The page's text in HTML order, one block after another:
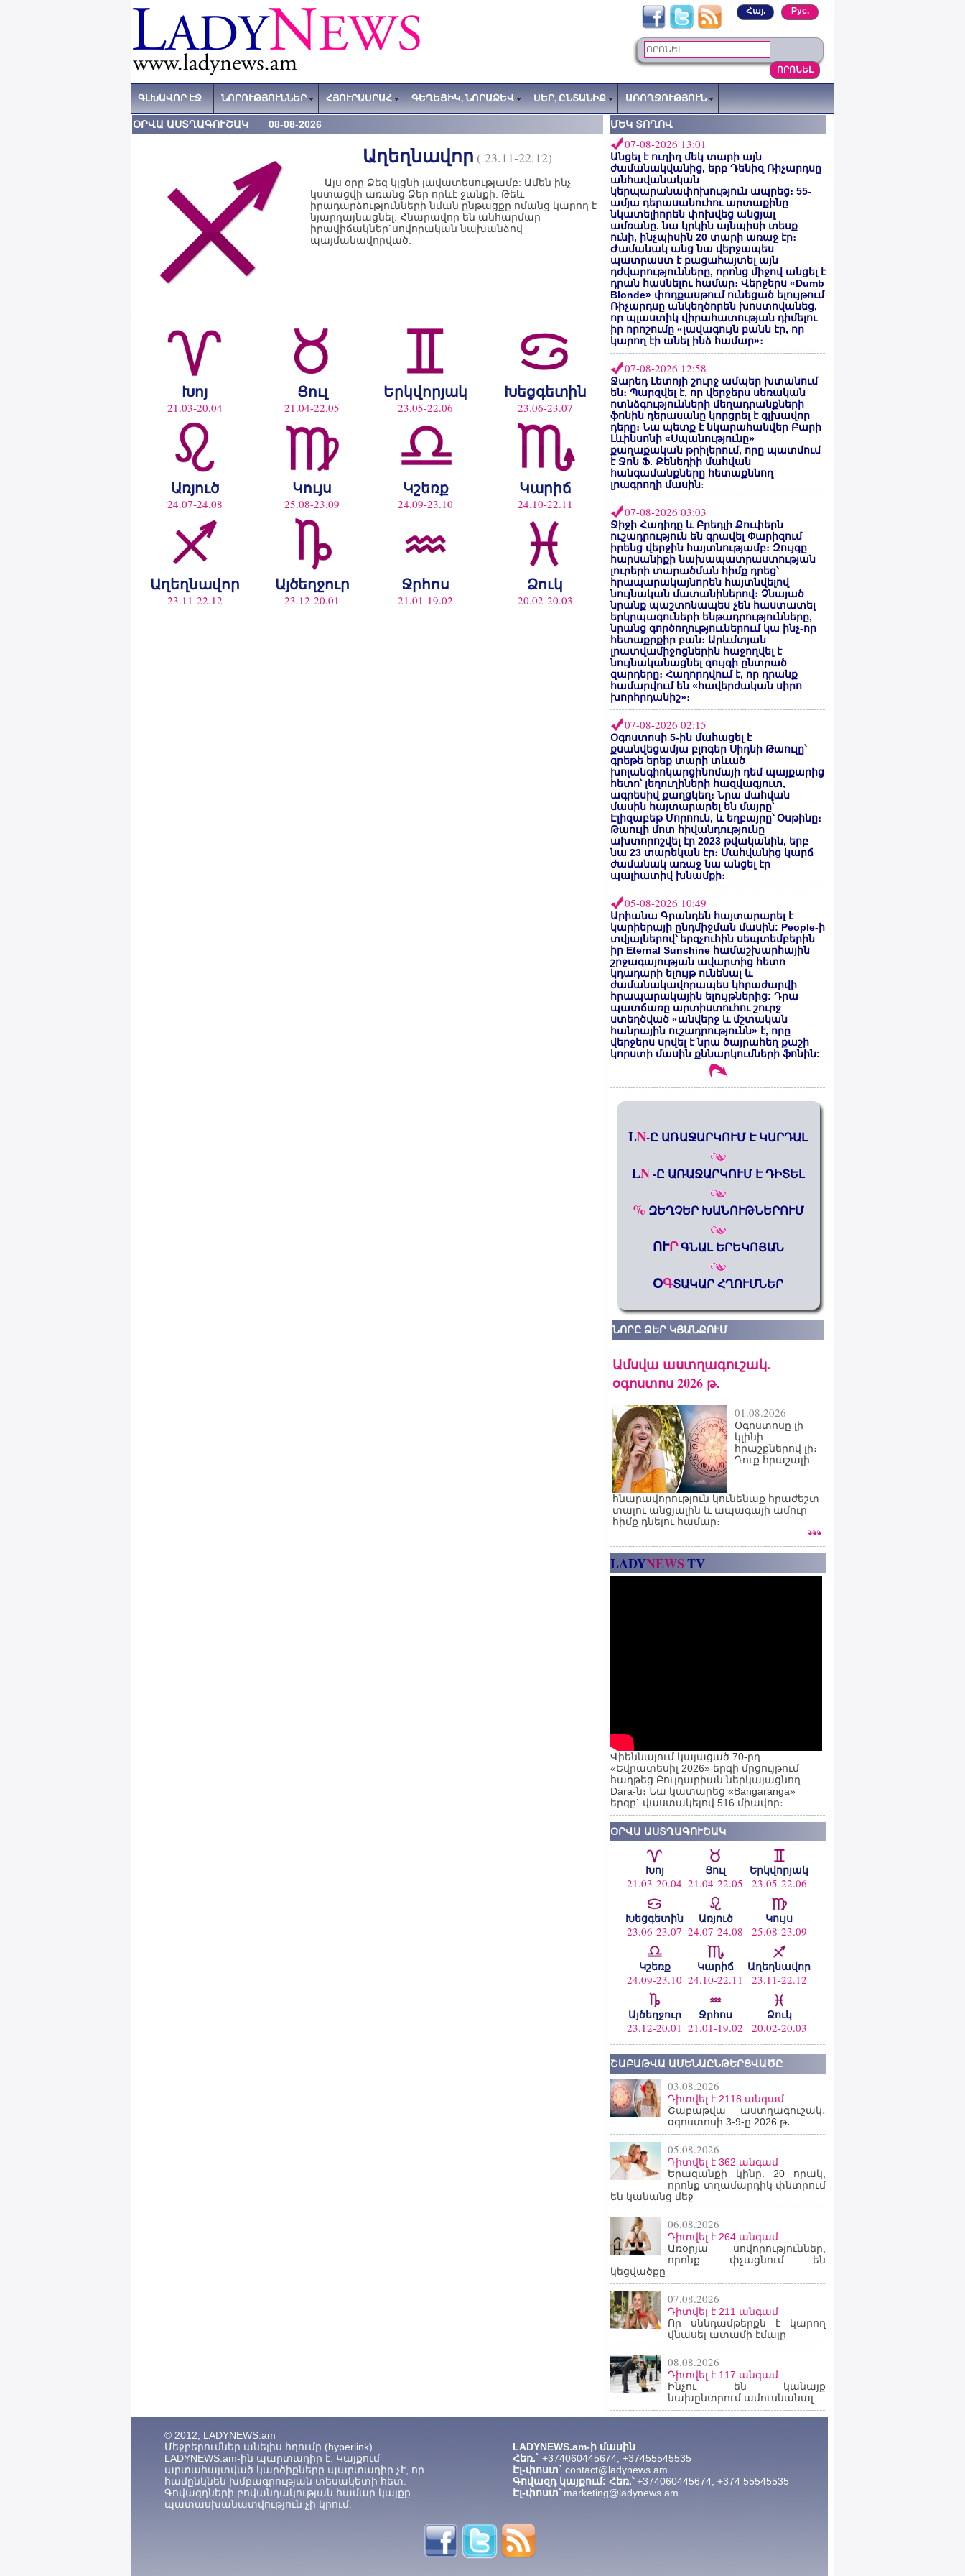
Рус.
Հայ.
ԳԼԽԱՎՈՐ ԷՋ ՆՈՐՈՒԹՅՈՒՆՆԵՐ ՀՅՈՒՐԱՍՐԱՀ ԳԵՂԵՑԻԿ, ՆՈՐԱՁԵՎ ՍԵՐ, ԸՆՏԱՆԻՔ ԱՌՈՂՋՈՒԹՅՈՒՆ
ՕՐՎԱ ԱՍՏՂԱԳՈՒՇԱԿ 08-08-2026
Աղեղնավոր ( 23.11-22.12)
Այս օրը Ձեզ կլցնի լավատեսությամբ: Ամեն ինչ
կստացվի առանց Ձեր որևէ ջանքի: Թեև
իրադարձությունների նման ընթացքը ոմանց կարող է
նյարդայնացնել: Հնարավոր են անհարմար
իրավիճակներ`սովորական նախանձով
պայմանավորված:
Խոյ
21.03-20.04
Ցուլ
21.04-22.05
Երկվորյակ
23.05-22.06
Խեցգետին
23.06-23.07
Առյուծ
24.07-24.08
Կույս
25.08-23.09
Կշեռք
24.09-23.10
Կարիճ
24.10-22.11
Աղեղնավոր
23.11-22.12
Այծեղջուր
23.12-20.01
Ջրհոս
21.01-19.02
Ձուկ
20.02-20.03
ՄԵԿ ՏՈՂՈՎ
07-08-2026 13:01
Անցել է ուղիղ մեկ տարի այն
ժամանակվանից, երբ Դենիզ Ռիչարդսը
անհավանական
կերպարանափոխություն ապրեց։ 55-
ամյա դերասանուհու արտաքինը
նկատելիորեն փոխվեց անցյալ
ամռանը. նա կրկին այնպիսի տեսք
ունի, ինչպիսին 20 տարի առաջ էր։
Ժամանակ անց նա վերջապես
պատրաստ է բացահայտել այն
դժվարությունները, որոնց միջով անցել է
դրան հասնելու համար։ Վերջերս «Dumb
Blonde» փոդքասթում ունեցած ելույթում
Ռիչարդսը անկեղծորեն խոստովանեց,
որ պլաստիկ վիրահատության դիմելու
իր որոշումը «լավագույն բանն էր, որ
կարող էի անել ինձ համար»։
07-08-2026 12:58
Ջարեդ Լետոյի շուրջ ամպեր խտանում
են։ Պարզվել է, որ վերջերս սեռական
ոտնձգությունների մեղադրանքների
ֆոնին դերասանը կորցրել է գլխավոր
դերը։ Նա պետք է նկարահանվեր Բարի
Լևինսոնի «Սպանությունը»
քաղաքական թրիլերում, որը պատմում
է Ջոն Ֆ. Քենեդիի մահվան
հանգամանքները հետաքննող
լրագրողի մասին։
07-08-2026 03:03
Ջիջի Հադիդը և Բրեդլի Քուփերն
ուշադրություն են գրավել Փարիզում
իրենց վերջին հայտնությամբ։ Զույգը
հարսանիքի նախապատրաստության
լուրերի տարածման հիմք դրեց՝
հրապարակայնորեն հայտնվելով
նույնական մատանիներով։ Չնայած
նրանք պաշտոնապես չեն հաստատել
երկրպագուների ենթադրությունները,
նրանց գործողություւներում կա ինչ-որ
հետաքրքիր բան։ Արևմտյան
լրատվամիջոցներին հաջողվել է
նույնականացնել զույգի ընտրած
զարդերը։ Հաղորդվում է, որ դրանք
համարվում են «հավերժական սիրո
խորհրդանիշ»։
07-08-2026 02:15
Օգոստոսի 5-ին մահացել է
քսանվեցամյա բլոգեր Սիդնի Թաուլը՝
գրեթե երեք տարի տևած
խոլանգիոկարցինոմայի դեմ պայքարից
հետո՝ լեղուղիների հազվագյուտ,
ագրեսիվ քաղցկեղ։ Նրա մահվան
մասին հայտարարել են մայրը՝
Էլիզաբեթ Մորոուն, և եղբայրը՝ Օսթինը։
Թաուլի մոտ հիվանդությունը
ախտորոշվել էր 2023 թվականին, երբ
նա 23 տարեկան էր։ Մահվանից կարճ
ժամանակ առաջ նա անցել էր
պալիատիվ խնամքի։
05-08-2026 10:49
Արիանա Գրանդեն հայտարարել է
կարիերայի ընդմիջման մասին: People-ի
տվյալներով՝ երգչուհին սեպտեմբերին
իր Eternal Sunshine համաշխարհային
շրջագայության ավարտից հետո
կդադարի ելույթ ունենալ և
ժամանակավորապես կհրաժարվի
հրապարակային ելույթներից: Դրա
պատճառը արտիստուհու շուրջ
ստեղծված «անվերջ և մշտական
հանրային ուշադրությունն» է, որը
վերջերս սրվել է նրա ծայրահեղ քաշի
կորստի մասին քննարկումների ֆոնին:
LN-Ը ԱՌԱՋԱՐԿՈՒՄ Է ԿԱՐԴԱԼ
LN-Ը ԱՌԱՋԱՐԿՈՒՄ Է ԴԻՏԵԼ
% ԶԵՂՉԵՐ ԽԱՆՈՒԹՆԵՐՈՒՄ
ՈՒՐԳՆԱԼ ԵՐԵԿՈՅԱՆ
ՕԳՏԱԿԱՐ ՀՂՈՒՄՆԵՐ
ՆՈՐԸ ՁԵՐ ԿՅԱՆՔՈՒՄ
Ամսվա աստղագուշակ․
օգոստոս 2026 թ․
01.08.2026
Օգոստոսը լի
կլինի
հրաշքներով լի։
Դուք հրաշալի
հնարավորություն կունենաք հրաժեշտ
տալու անցյալին և ապագայի ամուր
հիմք դնելու համար։
LADYNEWSTV
Վիեննայում կայացած 70-րդ
«Եվրատեսիլ 2026» երգի մրցույթում
հաղթեց Բուլղարիան ներկայացնող
Dara-ն։ Նա կատարեց «Bangaranga»
երգը` վաստակելով 516 միավոր։
ՕՐՎԱ ԱՍՏՂԱԳՈՒՇԱԿ
Խոյ
21.03-20.04
Ցուլ
21.04-22.05
Երկվորյակ
23.05-22.06
Խեցգետին
23.06-23.07
Առյուծ
24.07-24.08
Կույս
25.08-23.09
Կշեռք
24.09-23.10
Կարիճ
24.10-22.11
Աղեղնավոր
23.11-22.12
Այծեղջուր
23.12-20.01
Ջրհոս
21.01-19.02
Ձուկ
20.02-20.03
ՇԱԲԱԹՎԱ ԱՄԵՆԱԸՆԹԵՐՑՎԱԾԸ
03.08.2026
Դիտվել է 2118 անգամ
Շաբաթվա աստղագուշակ․
օգոստոսի 3-9-ը 2026 թ․
05.08.2026
Դիտվել է 362 անգամ
Երազանքի կինը. 20 որակ,
որոնք տղամարդիկ փնտրում
են կանանց մեջ
06.08.2026
Դիտվել է 264 անգամ
Առօրյա սովորություններ,
որոնք փչացնում են
կեցվածքը
07.08.2026
Դիտվել է 211 անգամ
Որ սննդամթերքն է կարող
վնասել ատամի էմալը
08.08.2026
Դիտվել է 117 անգամ
Ինչու են կանայք
նախընտրում ամուսնանալ
© 2012, LADYNEWS.am
Մեջբերումներ անելիս հղումը (hyperlink)
LADYNEWS.am-ին պարտադիր է: Կայքում
արտահայտված կարծիքները պարտադիր չէ, որ
համընկնեն խմբագրության տեսակետի հետ:
Գովազդների բովանդակության համար կայքը
պատասխանատվություն չի կրում:
LADYNEWS.am-ի մասին
Հեռ.` +374060445674, +37455545535
Էլ-փոստ` contact@ladynews.am
Գովազդ կայքում: Հեռ.՝+374060445674, +374 55545535
Էլ-փոստ՝ marketing@ladynews.am